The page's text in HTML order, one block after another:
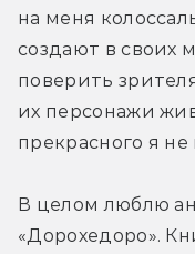
на меня
создают в своих
поверить
их персонажи
прекрасного я не
В целом люблю
«Дорохедоро».